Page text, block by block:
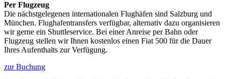
Per Flugzeug
Die nächstgelegenen internationalen Flughäfen sind Salzburg und
München. Flughafentransfers verfügbar, alternativ dazu organisieren
wir gerne ein Shuttleservice. Bei einer Anreise per Bahn oder
Flugzeug stellen wir Ihnen kostenlos einen Fiat 500 für die Dauer
Ihres Aufenthalts zur Verfügung.
zur Buchung